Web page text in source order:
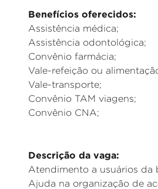
Benefícios oferecidos:
Assistência médica;
Assistência odontológica;
Convênio farmácia;
Vale-refeição ou
Vale-transporte;
Convênio TAM viagens;
Convênio CNA;
Descrição da vaga:
Atendimento a usuários da
Ajuda na organização de